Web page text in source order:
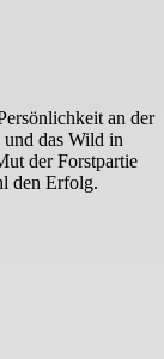
an der
und das Wild in
der Forstpartie
den Erfolg.